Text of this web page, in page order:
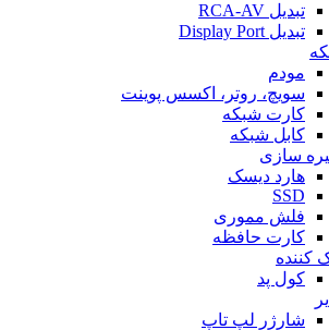
تبدیل RCA-AV
تبدیل Display Port
مودم
سویچ، روتر، اکسس پوینت
کارت شبکه
کابل شبکه
سازی
هارد دیسک
SSD
فلش مموری
کارت حافظه
کننده
کول پد
شارژر لپ تاپ